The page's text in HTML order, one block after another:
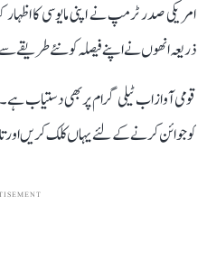
ذریعہ انھوں نے اپنے فیصلہ کو نئے طریقے
قومی آواز اب ٹیلی گرام پر بھی دستیاب
کو جوائن کرنے کے لئے یہاں کلک کریں